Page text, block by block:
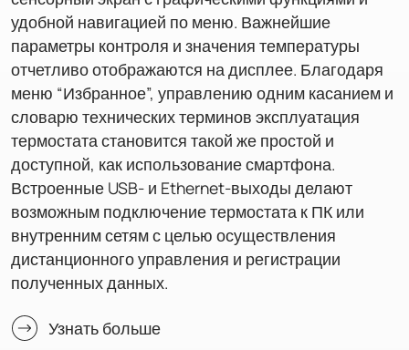
удобной навигацией по меню. Важнейшие
параметры контроля и значения температуры
отчетливо отображаются на дисплее. Благодаря
меню “Избранное”, управлению одним касанием и
словарю технических терминов эксплуатация
термостата становится такой же простой и
доступной, как использование смартфона.
Встроенные USB- и Ethernet-выходы делают
возможным подключение термостата к ПК или
внутренним сетям с целью осуществления
дистанционного управления и регистрации
полученных данных.
Узнать больше